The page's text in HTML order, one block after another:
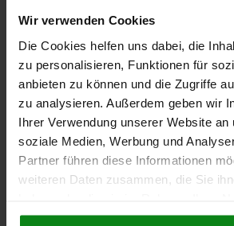
Wir verwenden Cookies
Die Cookies helfen uns dabei, die
zu personalisieren, Funktionen für
anbieten zu können und die Zugriffe
zu analysieren. Außerdem geben wir
Ihrer Verwendung unserer Website
soziale Medien, Werbung und
Partner führen diese Informationen
weiteren Daten zusammen, die Sie
gesammelt haben.Cookie Richtlinien
zzgl. MwSt.
DETAILS
CAD
DOWNLOADS